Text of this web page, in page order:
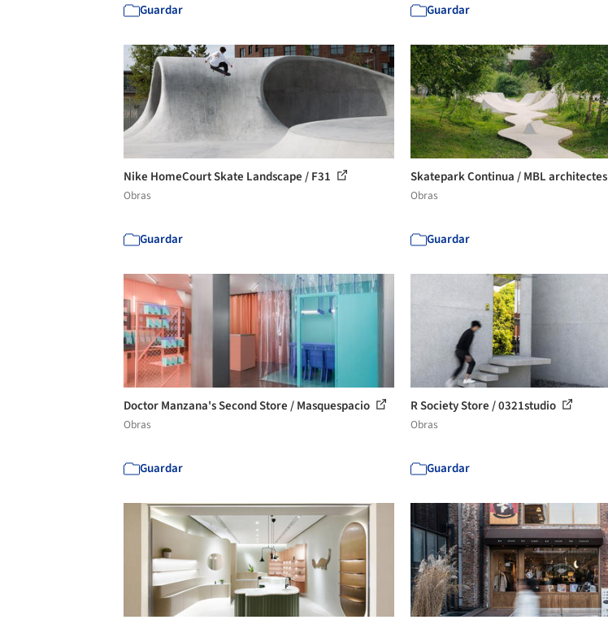
Guardar Guardar
Nike HomeCourt Skate Landscape / F31
Obras
Guardar
Skatepark Continua / MBL architectes
Obras
Guardar
Doctor Manzana's Second Store / Masquespacio
Obras
Guardar
R Society Store / 0321studio
Obras
Guardar